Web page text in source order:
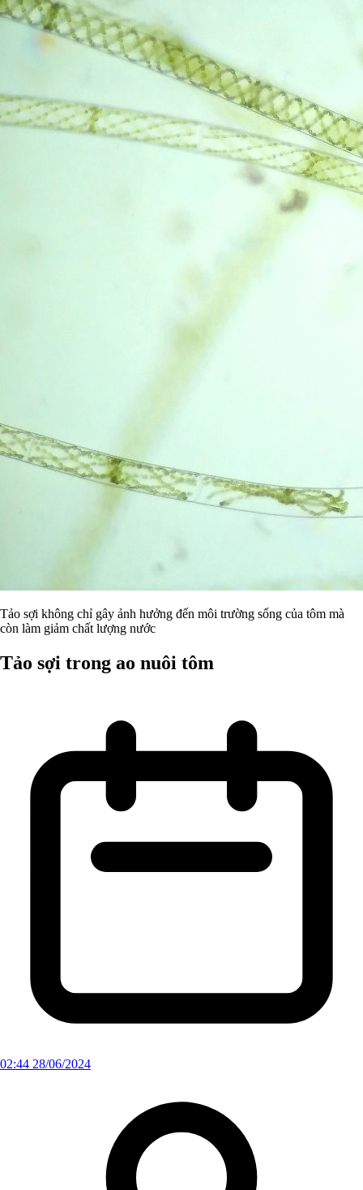
Tảo sợi không chỉ gây ảnh hưởng đến môi trường sống của tôm mà
còn làm giảm chất lượng nước
Tảo sợi trong ao nuôi tôm
02:44 28/06/2024